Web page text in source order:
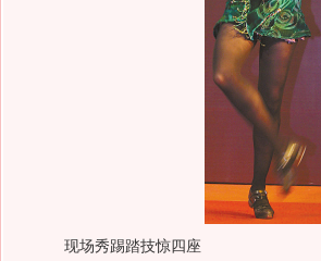
现场秀踢踏技惊四座